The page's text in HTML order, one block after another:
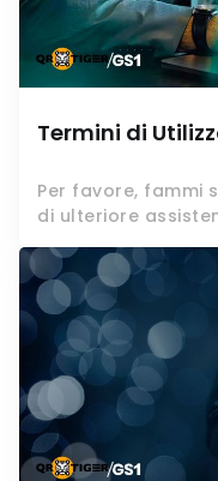
Termini di
Per favore, fammi
di ulteriore